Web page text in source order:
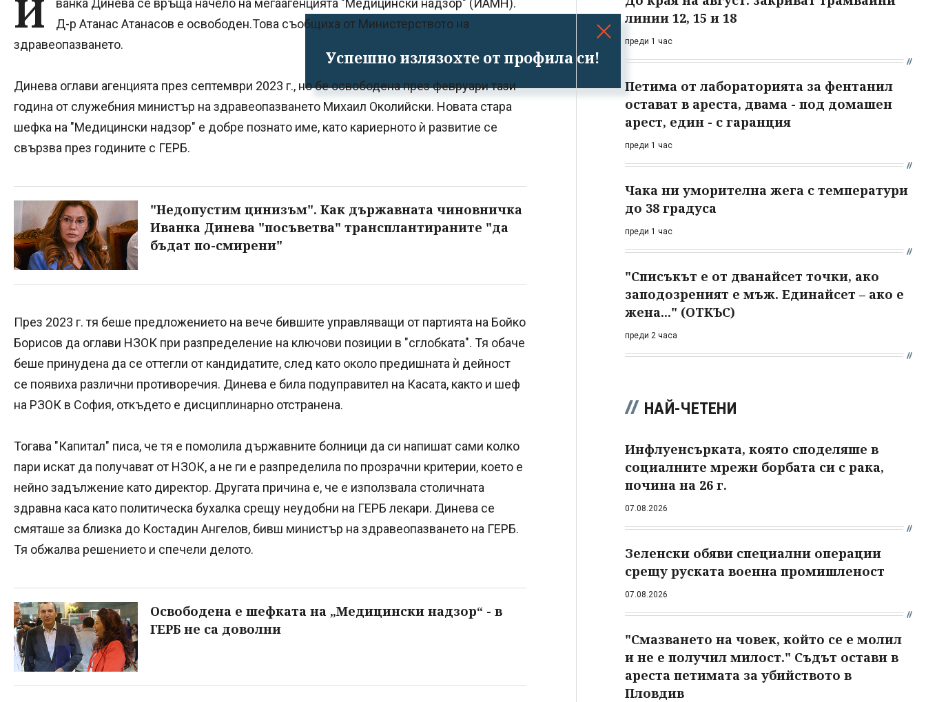
Успешно излязохте от профила си!
И
ванка Динева се връща начело на мегаагенцията "Медицински надзор" (ИАМН).
Д-р Атанас Атанасов е освободен.Това съобщиха от Министерството на
здравеопазването.
Динева оглави агенцията през септември 2023 г., но бе освободена през февруари тази
година от служебния министър на здравеопазването Михаил Околийски. Новата стара
шефка на "Медицински надзор" е добре познато име, като кариерното ѝ развитие се
свързва през годините с ГЕРБ.
"Недопустим цинизъм". Как държавната чиновничка
Иванка Динева "посъветва" трансплантираните "да
бъдат по-смирени"
През 2023 г. тя беше предложението на вече бившите управляващи от партията на Бойко
Борисов да оглави НЗОК при разпределение на ключови позиции в "сглобката". Тя обаче
беше принудена да се оттегли от кандидатите, след като около предишната ѝ дейност
се появиха различни противоречия. Динева е била подуправител на Касата, както и шеф
на РЗОК в София, откъдето е дисциплинарно отстранена.
Тогава "Капитал" писа, че тя е помолила държавните болници да си напишат сами колко
пари искат да получават от НЗОК, а не ги е разпределила по прозрачни критерии, което е
нейно задължение като директор. Другата причина е, че е използвала столичната
здравна каса като политическа бухалка срещу неудобни на ГЕРБ лекари. Динева се
смяташе за близка до Костадин Ангелов, бивш министър на здравеопазването на ГЕРБ.
Тя обжалва решението и спечели делото.
Освободена е шефката на „Медицински надзор“ - в
ГЕРБ не са доволни
линии 12, 15 и 18
преди 1 час
Петима от лабораторията за фентанил
остават в ареста, двама - под домашен
арест, един - с гаранция
преди 1 час
Чака ни уморителна жега с температури
до 38 градуса
преди 1 час
"Списъкът е от дванайсет точки, ако
заподозреният е мъж. Единайсет – ако е
жена..." (ОТКЪС)
преди 2 часа
НАЙ-ЧЕТЕНИ
Инфлуенсърката, която споделяше в
социалните мрежи борбата си с рака,
почина на 26 г.
07.08.2026
Зеленски обяви специални операции
срещу руската военна промишленост
07.08.2026
"Смазването на човек, който се е молил
и не е получил милост." Съдът остави в
ареста петимата за убийството в
Пловдив